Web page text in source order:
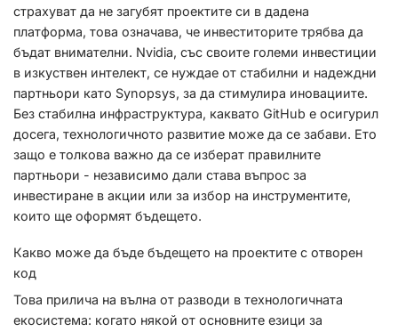
страхуват да не загубят проектите си в дадена
платформа, това означава, че инвеститорите трябва да
бъдат внимателни. Nvidia, със своите големи инвестиции
в изкуствен интелект, се нуждае от стабилни и надеждни
партньори като Synopsys, за да стимулира иновациите.
Без стабилна инфраструктура, каквато GitHub е осигурил
досега, технологичното развитие може да се забави. Ето
защо е толкова важно да се изберат правилните
партньори - независимо дали става въпрос за
инвестиране в акции или за избор на инструментите,
които ще оформят бъдещето.
Какво може да бъде бъдещето на проектите с отворен
код
Това прилича на вълна от разводи в технологичната
екосистема: когато някой от основните езици за